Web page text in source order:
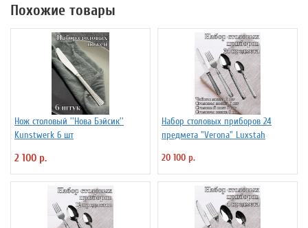
Похожие товары
Нож столовый ''Нова Бэйсик''
Kunstwerk 6 шт
2 100 р.
Набор столовых приборов 24
предмета "Verona" Luxstah
20 100 р.